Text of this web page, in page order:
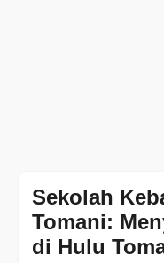
Sekolah
Tomani:
di Hulu